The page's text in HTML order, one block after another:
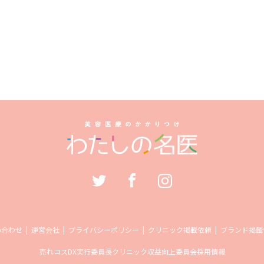
わせ 運営会社 プライバシーポリシー クリニック掲載依頼 ブランド掲
売れコスDX実行委員長クリニック収益向上委員会採用情報